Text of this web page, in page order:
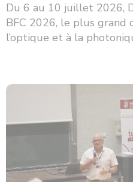
Du 6 au 10 juillet 2026,
BFC 2026, le plus grand
l’optique et à la